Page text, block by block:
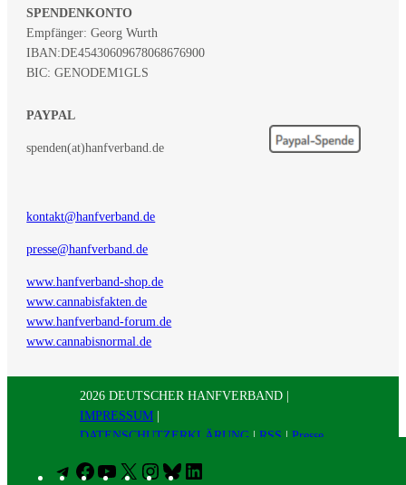
SPENDENKONTO
Empfänger: Georg Wurth
IBAN:DE45430609678068676900
BIC: GENODEM1GLS
PAYPAL
spenden(at)hanfverband.de
kontakt@hanfverband.de
presse@hanfverband.de
www.hanfverband-shop.de
www.cannabisfakten.de
www.hanfverband-forum.de
www.cannabisnormal.de
2026 DEUTSCHER HANFVERBAND |
IMPRESSUM |
DATENSCHUTZERKLÄRUNG | RSS | Presse
Telegram
Facebook
YouTube
X Instagram
Bluesky